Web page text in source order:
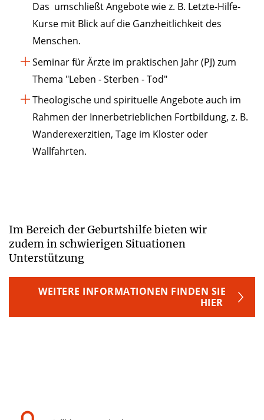
Das umschließt Angebote wie z. B. Letzte-Hilfe-
Kurse mit Blick auf die Ganzheitlichkeit des
Menschen.
Seminar für Ärzte im praktischen Jahr (PJ) zum
Thema "Leben - Sterben - Tod"
Theologische und spirituelle Angebote auch im
Rahmen der Innerbetrieblichen Fortbildung, z. B.
Wanderexerzitien, Tage im Kloster oder
Wallfahrten.
Im Bereich der Geburtshilfe bieten wir
zudem in schwierigen Situationen
Unterstützung
WEITERE INFORMATIONEN FINDEN SIE
HIER